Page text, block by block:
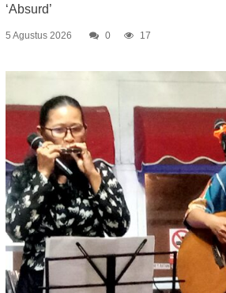
‘Absurd’
5 Agustus 2026 0 17